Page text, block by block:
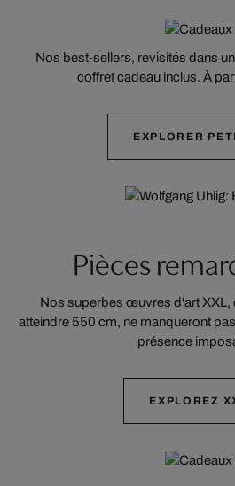
Nos best-sellers, revisités dans
coffret cadeau inclus. À
EXPLORER
Pièces
Nos superbes œuvres d'art XXL,
atteindre 550 cm, ne manqueront
présence
EXPLOREZ